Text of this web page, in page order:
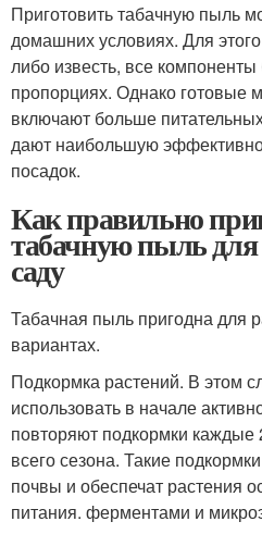
Приготовить табачную пыль
домашних условиях. Для
либо известь, все
пропорциях. Однако готовые
включают больше
дают наибольшую
посадок.
Как правильно
табачную пыль
саду
Табачная пыль пригодна для
вариантах.
Подкормка растений. В этом
использовать в начале
повторяют подкормки каждые
всего сезона. Такие
почвы и обеспечат растения
питания. ферментами и